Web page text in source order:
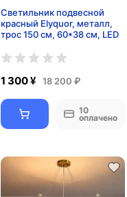
Светильник подвесной
красный Elyquor, металл,
трос 150 см, 60*38 см, LED
1 300 ¥ 18 200 ₽
10
оплачено